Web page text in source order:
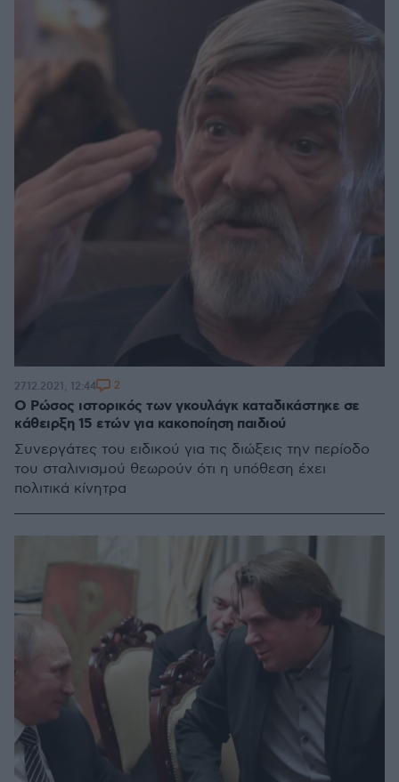
Ο Ρώσος ιστορικός των γκουλάγκ καταδικάστηκε σε
κάθειρξη 15 ετών για κακοποίηση παιδιού
Συνεργάτες του ειδικού για τις διώξεις την περίοδο
του σταλινισμού θεωρούν ότι η υπόθεση έχει
πολιτικά κίνητρα
27.12.2021, 12:44 2